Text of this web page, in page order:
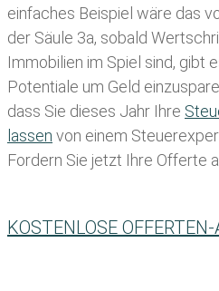
einfaches Beispiel wäre das
der Säule 3a, sobald
Immobilien im Spiel sind, gibt
Potentiale um Geld
dass Sie dieses Jahr Ihre
lassen von einem
Fordern Sie jetzt Ihre Offerte
KOSTENLOSE